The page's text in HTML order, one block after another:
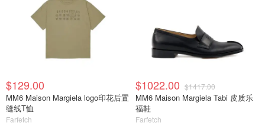
$129.00
MM6 Maison Margiela logo印花后置
缝线T恤
Farfetch
$1022.00 $1417.00
MM6 Maison Margiela Tabi 皮质乐
福鞋
Farfetch